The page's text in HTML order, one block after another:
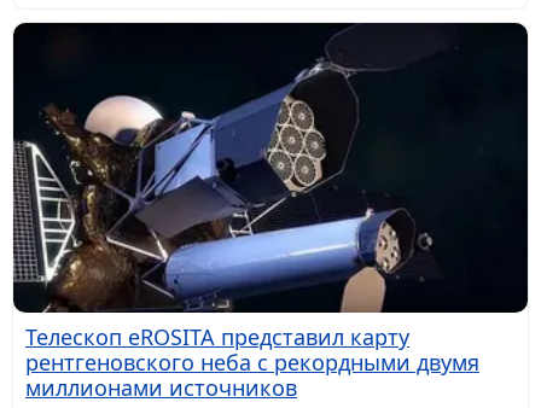
Телескоп eROSITA представил карту
рентгеновского неба с рекордными двумя
миллионами источников